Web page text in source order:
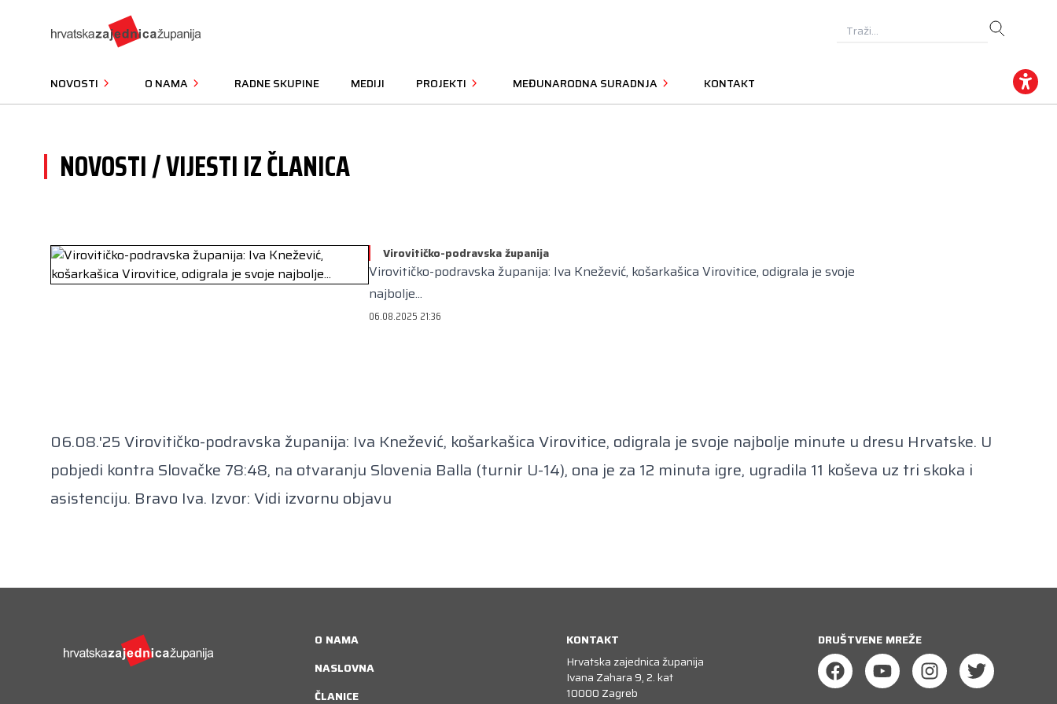
NOVOSTI O NAMA RADNE SKUPINE MEDIJI PROJEKTI MEĐUNARODNA SURADNJA KONTAKT
NOVOSTI / VIJESTI IZ ČLANICA
Virovitičko-podravska županija
Virovitičko-podravska županija: Iva Knežević, košarkašica Virovitice, odigrala je svoje
najbolje...
06.08.2025 21:36
06.08.'25 Virovitičko-podravska županija: Iva Knežević, košarkašica Virovitice, odigrala je svoje najbolje minute u dresu Hrvatske. U
pobjedi kontra Slovačke 78:48, na otvaranju Slovenia Balla (turnir U-14), ona je za 12 minuta igre, ugradila 11 koševa uz tri skoka i
asistenciju. Bravo Iva. Izvor:Vidi izvornu objavu
O NAMA
NASLOVNA
ČLANICE
KONTAKT
Hrvatska zajednica županija
Ivana Zahara 9, 2. kat
10000 Zagreb
DRUŠTVENE MREŽE